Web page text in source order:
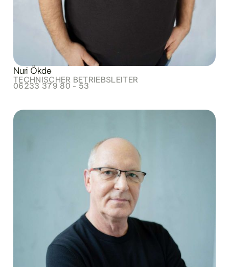
Nuri Ökde
TECHNISCHER BETRIEBSLEITER
06233 379 80 - 53